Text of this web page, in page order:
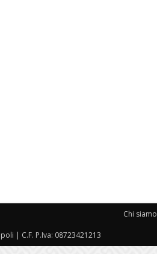
Chi siamo
| C.F. P.Iva: 08723421213